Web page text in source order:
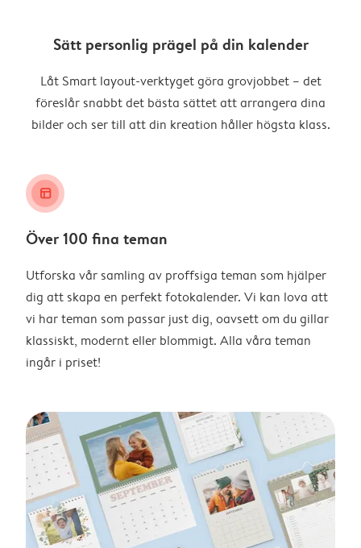
Sätt personlig prägel på din kalender
Låt Smart layout-verktyget göra grovjobbet – det
föreslår snabbt det bästa sättet att arrangera dina
bilder och ser till att din kreation håller högsta klass.
layout_alt
Över 100 fina teman
Utforska vår samling av proffsiga teman som hjälper
dig att skapa en perfekt fotokalender. Vi kan lova att
vi har teman som passar just dig, oavsett om du gillar
klassiskt, modernt eller blommigt. Alla våra teman
ingår i priset!